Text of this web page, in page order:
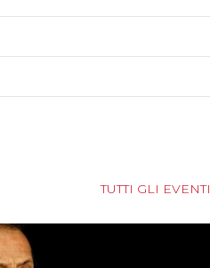
TUTTI GLI EVENTI